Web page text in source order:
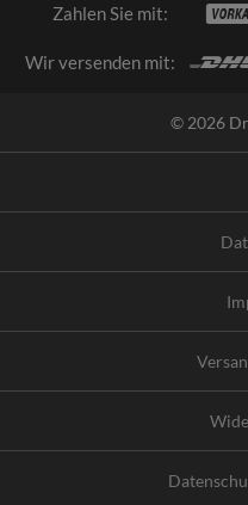
Zahlen Sie mit:
Wir versenden mit:
© 2026